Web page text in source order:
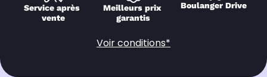
Service après
vente
Meilleurs prix
garantis
Boulanger Drive
Voir conditions*